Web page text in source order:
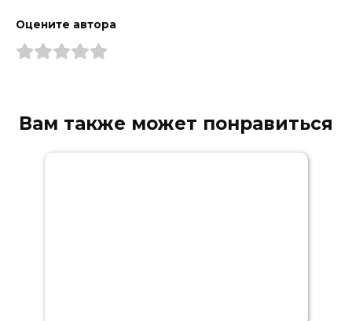
Оцените автора
Вам также может понравиться